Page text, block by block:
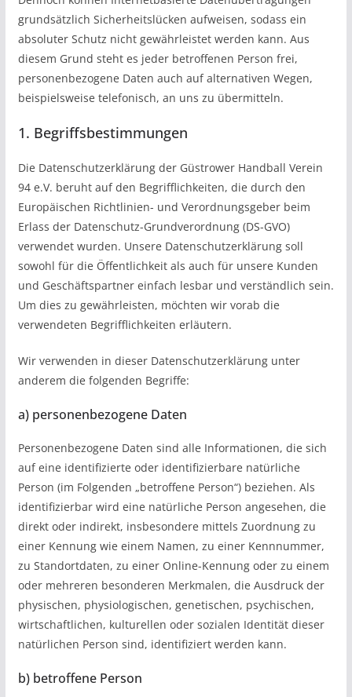
grundsätzlich Sicherheitslücken aufweisen, sodass ein
absoluter Schutz nicht gewährleistet werden kann. Aus
diesem Grund steht es jeder betroffenen Person frei,
personenbezogene Daten auch auf alternativen Wegen,
beispielsweise telefonisch, an uns zu übermitteln.
1. Begriffsbestimmungen
Die Datenschutzerklärung der Güstrower Handball Verein
94 e.V. beruht auf den Begrifflichkeiten, die durch den
Europäischen Richtlinien- und Verordnungsgeber beim
Erlass der Datenschutz-Grundverordnung (DS-GVO)
verwendet wurden. Unsere Datenschutzerklärung soll
sowohl für die Öffentlichkeit als auch für unsere Kunden
und Geschäftspartner einfach lesbar und verständlich sein.
Um dies zu gewährleisten, möchten wir vorab die
verwendeten Begrifflichkeiten erläutern.
Wir verwenden in dieser Datenschutzerklärung unter
anderem die folgenden Begriffe:
a) personenbezogene Daten
Personenbezogene Daten sind alle Informationen, die sich
auf eine identifizierte oder identifizierbare natürliche
Person (im Folgenden „betroffene Person“) beziehen. Als
identifizierbar wird eine natürliche Person angesehen, die
direkt oder indirekt, insbesondere mittels Zuordnung zu
einer Kennung wie einem Namen, zu einer Kennnummer,
zu Standortdaten, zu einer Online-Kennung oder zu einem
oder mehreren besonderen Merkmalen, die Ausdruck der
physischen, physiologischen, genetischen, psychischen,
wirtschaftlichen, kulturellen oder sozialen Identität dieser
natürlichen Person sind, identifiziert werden kann.
b) betroffene Person